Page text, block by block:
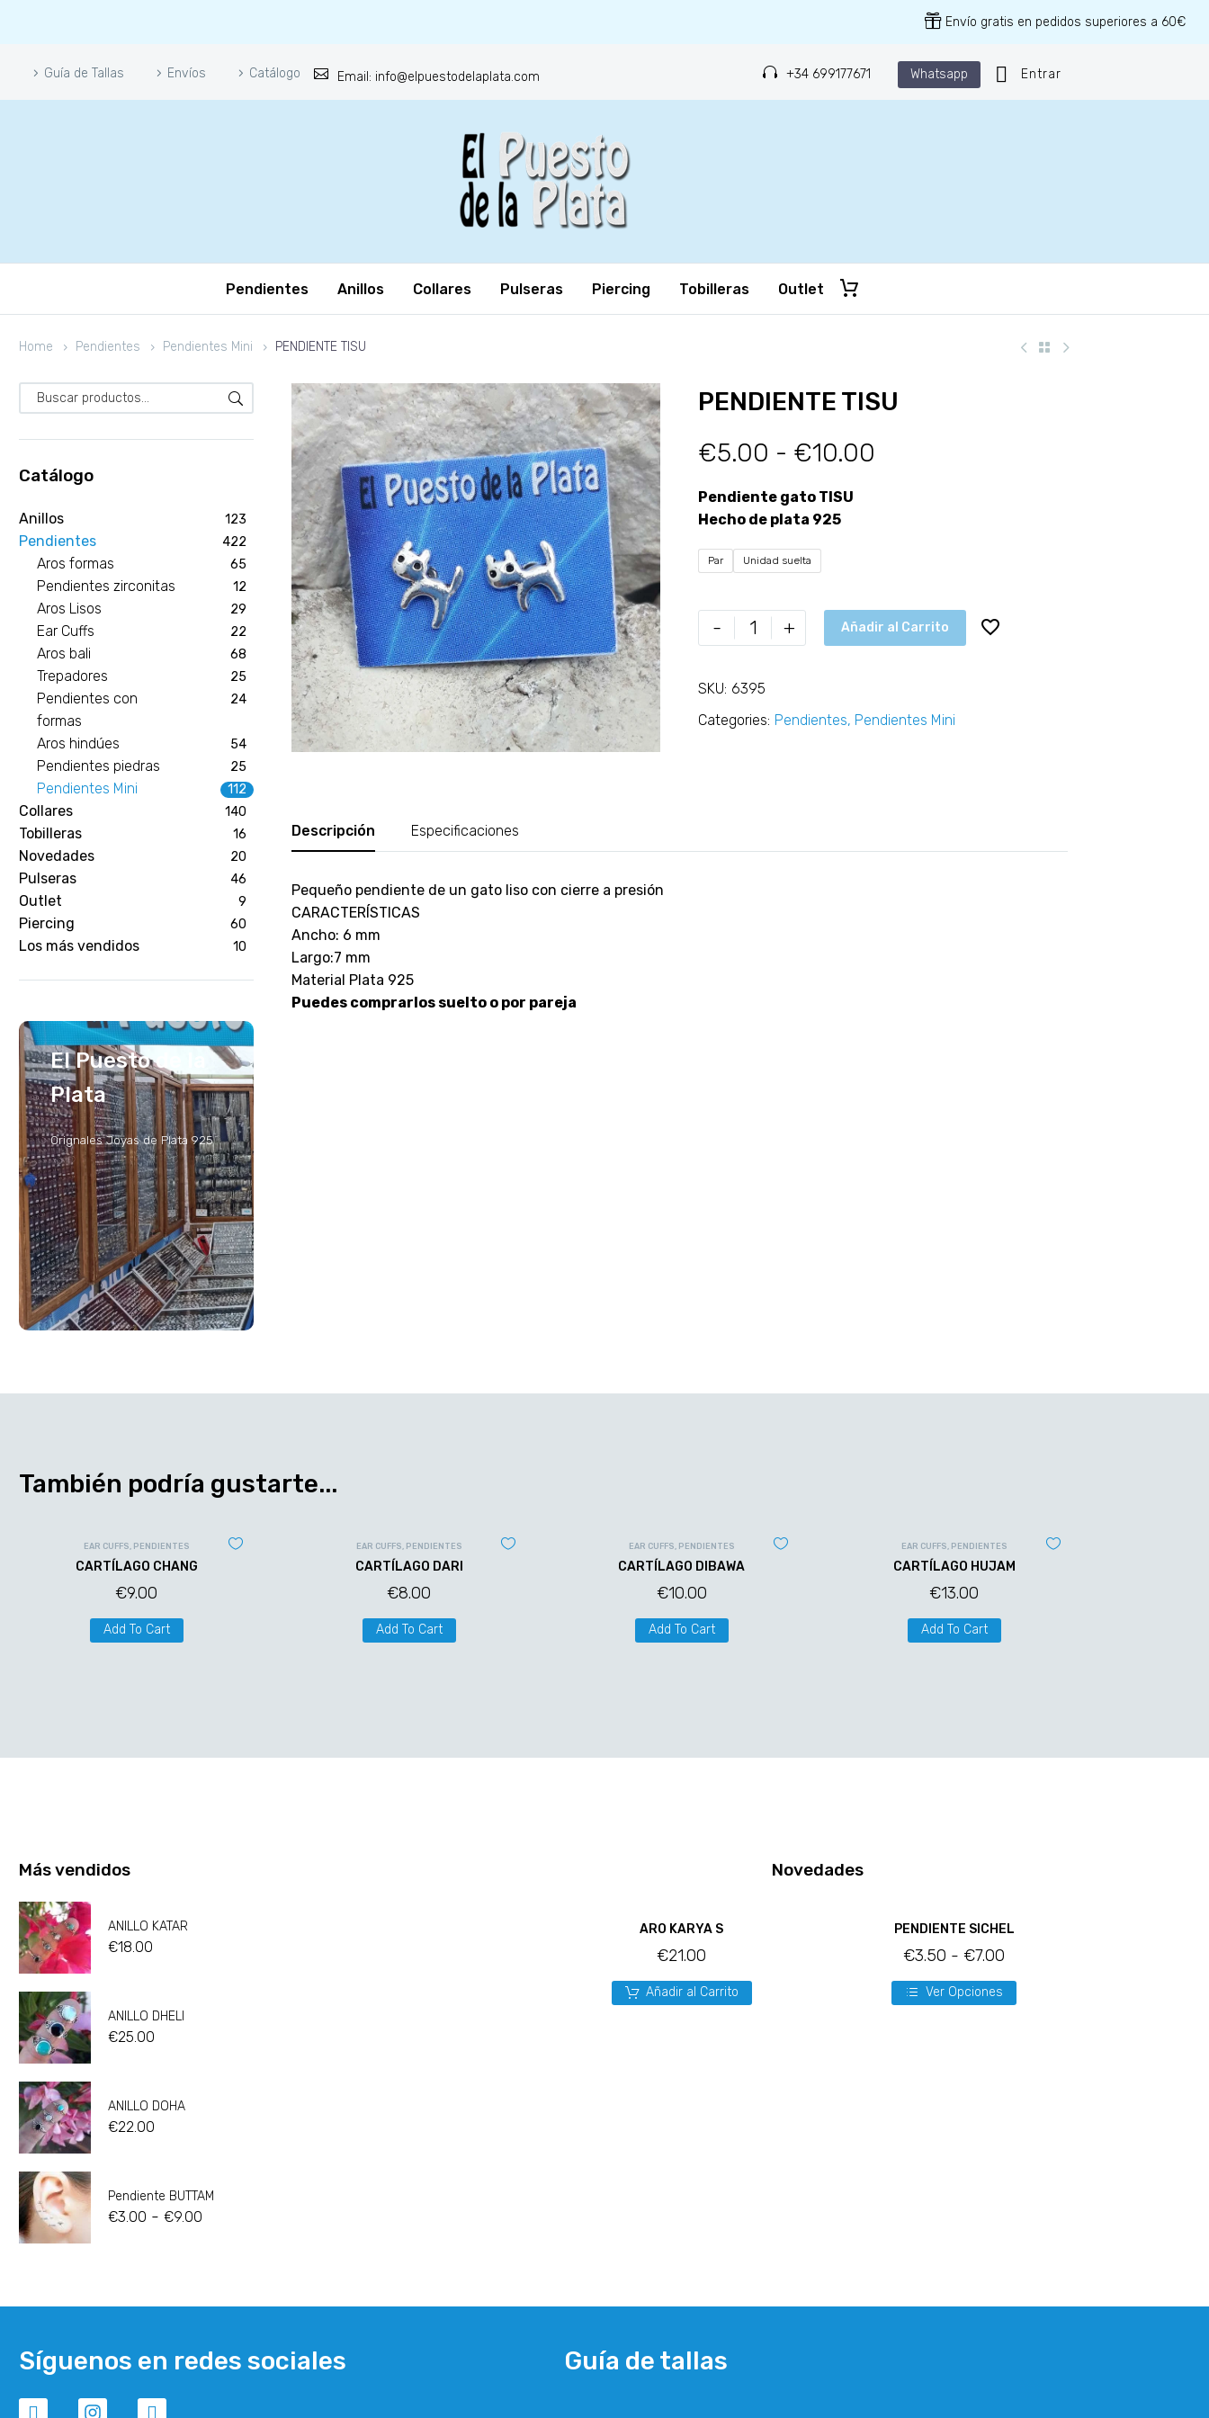
Envío gratis en pedidos superiores a 60€
Guía de Tallas Envíos Catálogo Email: info@elpuestodelaplata.com +34 699177671 Whatsapp Entrar
Pendientes Anillos Collares Pulseras Piercing Tobilleras Outlet
Home Pendientes Pendientes Mini PENDIENTE TISU
Catálogo
Anillos 123
Pendientes 422
Aros formas 65
Pendientes zirconitas 12
Aros Lisos 29
Ear Cuffs 22
Aros bali 68
Trepadores 25
Pendientes con
formas
24
Aros hindúes 54
Pendientes piedras 25
Pendientes Mini 112
Collares 140
Tobilleras 16
Novedades 20
Pulseras 46
Outlet 9
Piercing 60
Los más vendidos 10
El Puesto de la
Plata
Orignales Joyas de Plata 925
PENDIENTE TISU
€5.00 - €10.00
Pendiente gato TISU
Hecho de plata 925
Par Unidad suelta
- + Añadir al Carrito
SKU: 6395
Categories: Pendientes, Pendientes Mini
Descripción Especificaciones
Pequeño pendiente de un gato liso con cierre a presión
CARACTERÍSTICAS
Ancho: 6 mm
Largo:7 mm
Material Plata 925
Puedes comprarlos suelto o por pareja
También podría gustarte...
EAR CUFFS, PENDIENTES
CARTÍLAGO CHANG
€9.00
Add To Cart
EAR CUFFS, PENDIENTES
CARTÍLAGO DARI
€8.00
Add To Cart
EAR CUFFS, PENDIENTES
CARTÍLAGO DIBAWA
€10.00
Add To Cart
EAR CUFFS, PENDIENTES
CARTÍLAGO HUJAM
€13.00
Add To Cart
Más vendidos
ANILLO KATAR
€18.00
ANILLO DHELI
€25.00
ANILLO DOHA
€22.00
Pendiente BUTTAM
€3.00 - €9.00
Novedades
ARO KARYA S
€21.00
Añadir al Carrito
PENDIENTE SICHEL
€3.50 - €7.00
Ver Opciones
Síguenos en redes sociales Guía de tallas